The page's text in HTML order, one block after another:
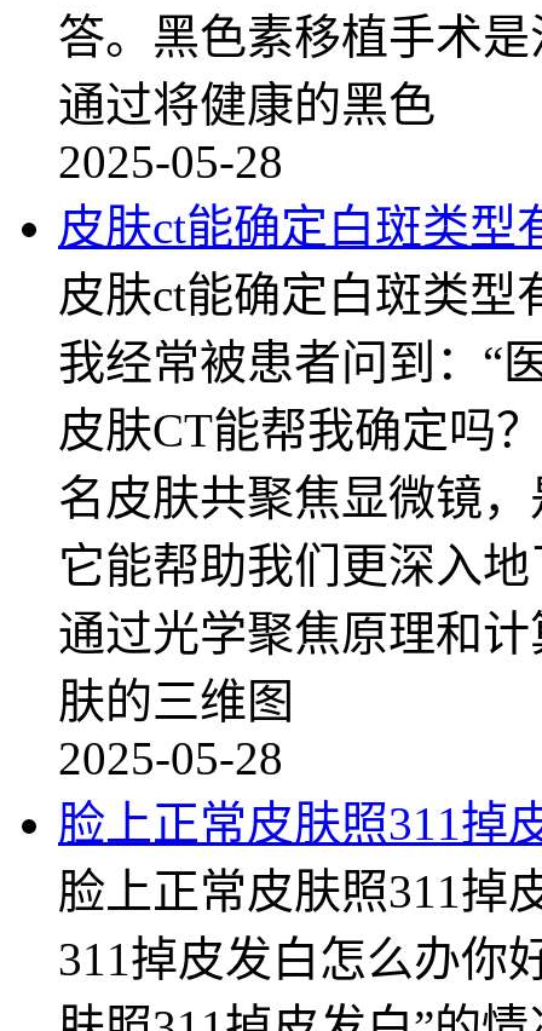
答。黑色素移植手术
通过将健康的黑色
2025-05-28
皮肤ct能确定白斑类型
皮肤ct能确定白斑类型
我经常被患者问到：“
皮肤CT能帮我确定吗
名皮肤共聚焦显微镜
它能帮助我们更深入
通过光学聚焦原理和
肤的三维图
2025-05-28
脸上正常皮肤照311掉
脸上正常皮肤照311掉
311掉皮发白怎么办你